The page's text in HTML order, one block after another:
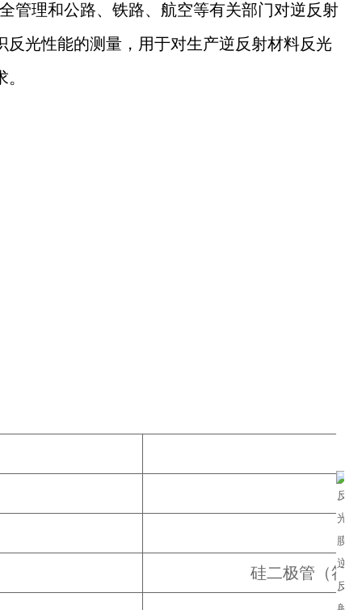
管理和公路、铁路、航空等有关部门对逆反射
光性能的测量，用于对生产逆反射材料反光
硅二极管（符